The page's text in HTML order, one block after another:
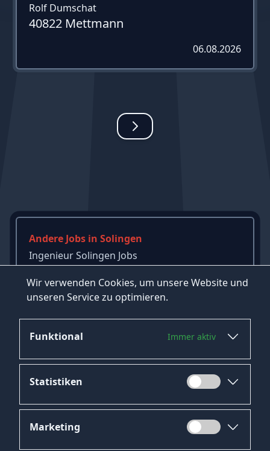
Wir verwenden Cookies, um unsere Website und
unseren Service zu optimieren.
Funktional Immer aktiv
Statistiken
Marketing
Rolf Dumschat
40822 Mettmann
06.08.2026
Andere Jobs in Solingen
Ingenieur Solingen Jobs
Bankkaufmann Solingen Jobs
Mehr Jobs in Solingen ansehen
Datenschutz